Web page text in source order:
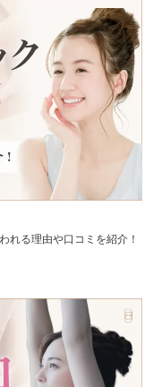
れる理由や口コミを紹介！